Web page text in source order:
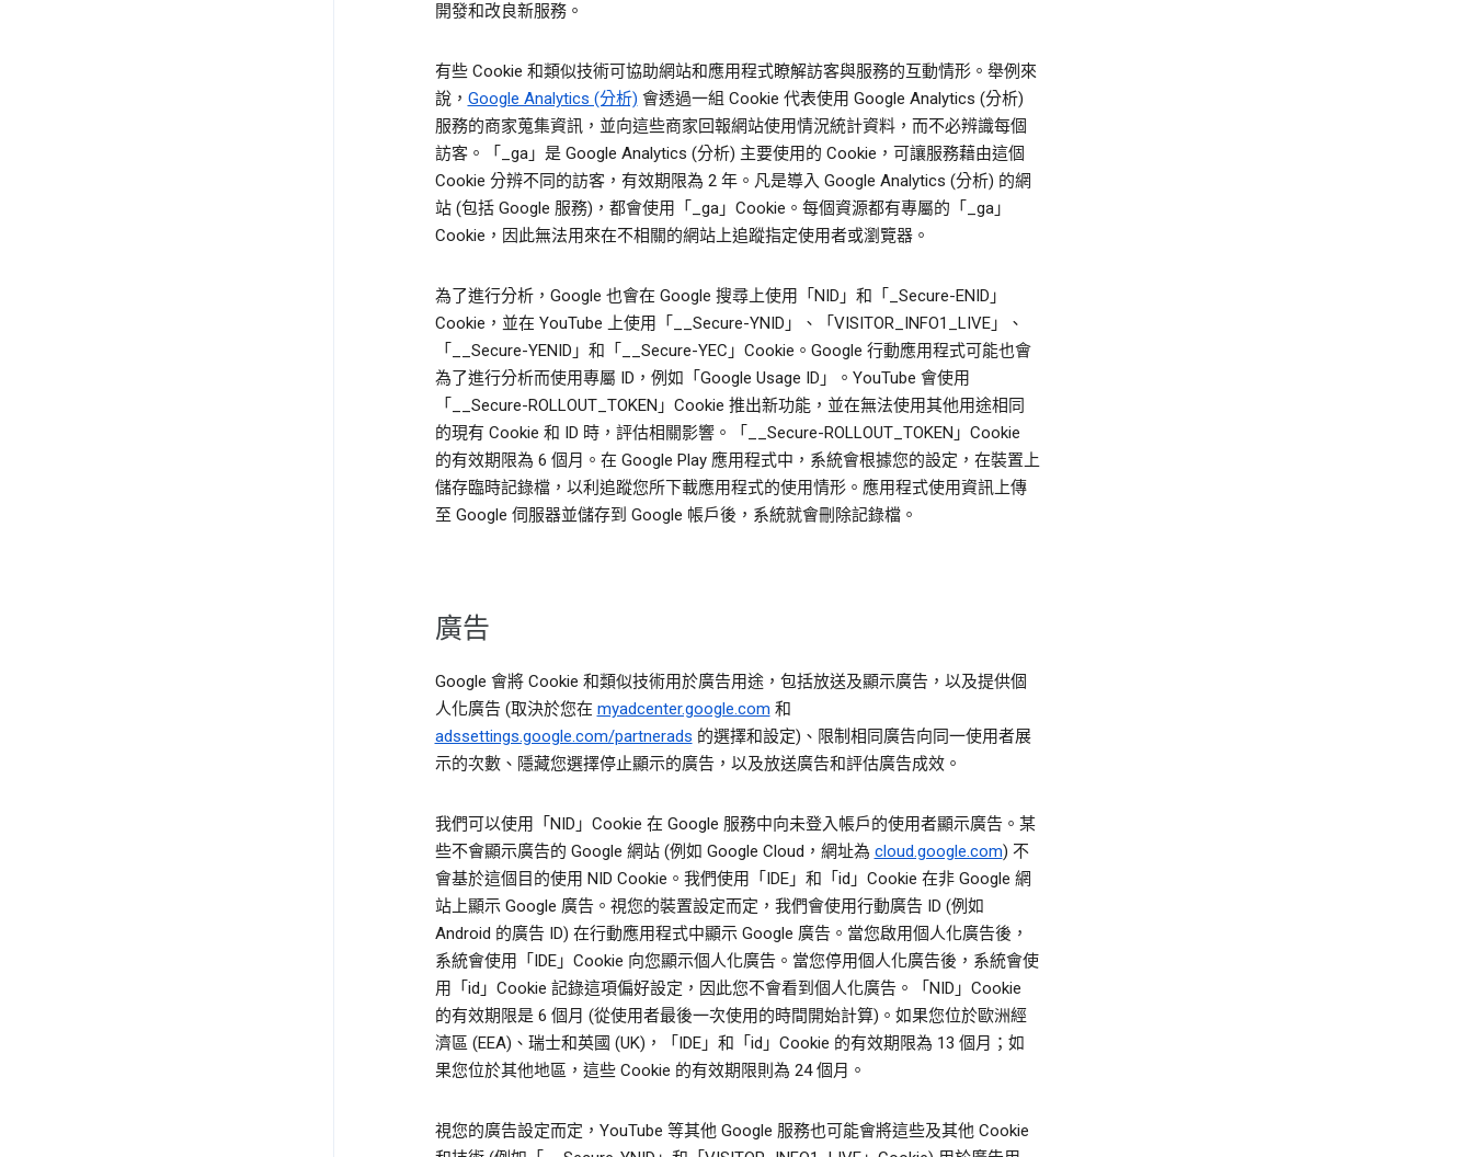
開發和改良新服務。
有些 Cookie 和類似技術可協助網站和應用程式瞭解訪客與服務的互動情形。舉例來
說， Google Analytics (分析) 會透過一組 Cookie 代表使用 Google Analytics (分析)
服務的商家蒐集資訊，並向這些商家回報網站使用情況統計資料，而不必辨識每個
訪客。「_ga」是 Google Analytics (分析) 主要使用的 Cookie，可讓服務藉由這個
Cookie 分辨不同的訪客，有效期限為 2 年。凡是導入 Google Analytics (分析) 的網
站 (包括 Google 服務)，都會使用「_ga」Cookie。每個資源都有專屬的「_ga」
Cookie，因此無法用來在不相關的網站上追蹤指定使用者或瀏覽器。
為了進行分析，Google 也會在 Google 搜尋上使用「NID」和「_Secure-ENID」
Cookie，並在 YouTube 上使用「__Secure-YNID」、「VISITOR_INFO1_LIVE」、
「__Secure-YENID」和「__Secure-YEC」Cookie。Google 行動應用程式可能也會
為了進行分析而使用專屬 ID，例如「Google Usage ID」。YouTube 會使用
「__Secure-ROLLOUT_TOKEN」Cookie 推出新功能，並在無法使用其他用途相同
的現有 Cookie 和 ID 時，評估相關影響。「__Secure-ROLLOUT_TOKEN」Cookie
的有效期限為 6 個月。在 Google Play 應用程式中，系統會根據您的設定，在裝置上
儲存臨時記錄檔，以利追蹤您所下載應用程式的使用情形。應用程式使用資訊上傳
至 Google 伺服器並儲存到 Google 帳戶後，系統就會刪除記錄檔。
廣告
Google 會將 Cookie 和類似技術用於廣告用途，包括放送及顯示廣告，以及提供個
人化廣告 (取決於您在 myadcenter.google.com 和
adssettings.google.com/partnerads 的選擇和設定)、限制相同廣告向同一使用者展
示的次數、隱藏您選擇停止顯示的廣告，以及放送廣告和評估廣告成效。
我們可以使用「NID」Cookie 在 Google 服務中向未登入帳戶的使用者顯示廣告。某
些不會顯示廣告的 Google 網站 (例如 Google Cloud，網址為 cloud.google.com) 不
會基於這個目的使用 NID Cookie。我們使用「IDE」和「id」Cookie 在非 Google 網
站上顯示 Google 廣告。視您的裝置設定而定，我們會使用行動廣告 ID (例如
Android 的廣告 ID) 在行動應用程式中顯示 Google 廣告。當您啟用個人化廣告後，
系統會使用「IDE」Cookie 向您顯示個人化廣告。當您停用個人化廣告後，系統會使
用「id」Cookie 記錄這項偏好設定，因此您不會看到個人化廣告。「NID」Cookie
的有效期限是 6 個月 (從使用者最後一次使用的時間開始計算)。如果您位於歐洲經
濟區 (EEA)、瑞士和英國 (UK)，「IDE」和「id」Cookie 的有效期限為 13 個月；如
果您位於其他地區，這些 Cookie 的有效期限則為 24 個月。
視您的廣告設定而定，YouTube 等其他 Google 服務也可能會將這些及其他 Cookie